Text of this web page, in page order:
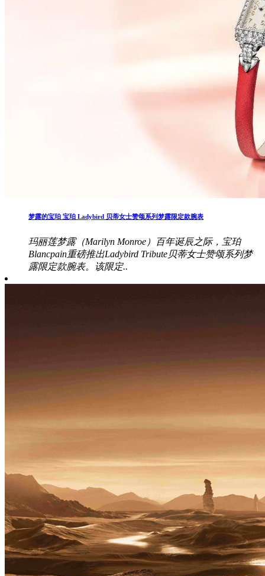
梦露的宝珀 宝珀 Ladybird 贝蒂女士赞颂系列梦露限定款腕表
玛丽莲梦露（Marilyn Monroe）百年诞辰之际，宝珀
Blancpain重磅推出Ladybird Tribute贝蒂女士赞颂系列梦
露限定款腕表。该限定..